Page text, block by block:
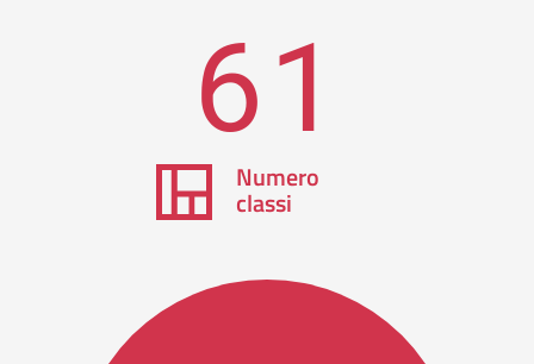
61
Numero
classi